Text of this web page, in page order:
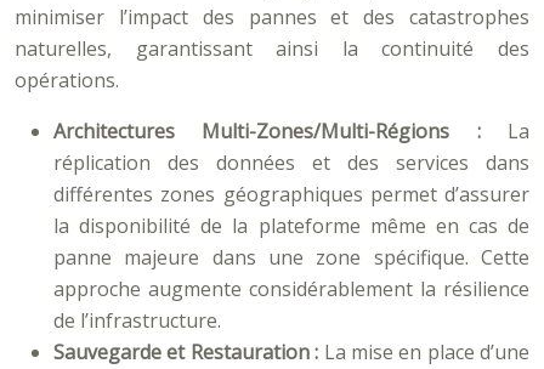
minimiser l’impact des pannes et des catastrophes
naturelles, garantissant ainsi la continuité des
opérations.
Architectures Multi-Zones/Multi-Régions : La
réplication des données et des services dans
différentes zones géographiques permet d’assurer
la disponibilité de la plateforme même en cas de
panne majeure dans une zone spécifique. Cette
approche augmente considérablement la résilience
de l’infrastructure.
Sauvegarde et Restauration : La mise en place d’une